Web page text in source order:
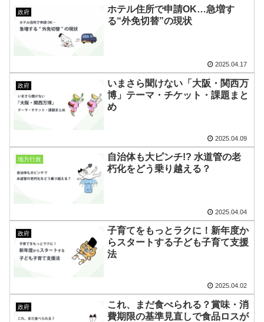
政府
ホテル住所で申請OK…急増す
る“外免切替”の現状
2025.04.17
政府
いまさら聞けない「大阪・関西万
博」テーマ・チケット・課題まと
め
2025.04.09
地方行政
自治体も大ピンチ!? 水道管の老
朽化をどう乗り越える？
2025.04.04
政府
子育てをもっとラクに！新年度か
らスタートする子ども子育て支援
法
2025.04.02
政府
これ、まだ食べられる？賞味・消
費期限の基準見直しで食品ロスが